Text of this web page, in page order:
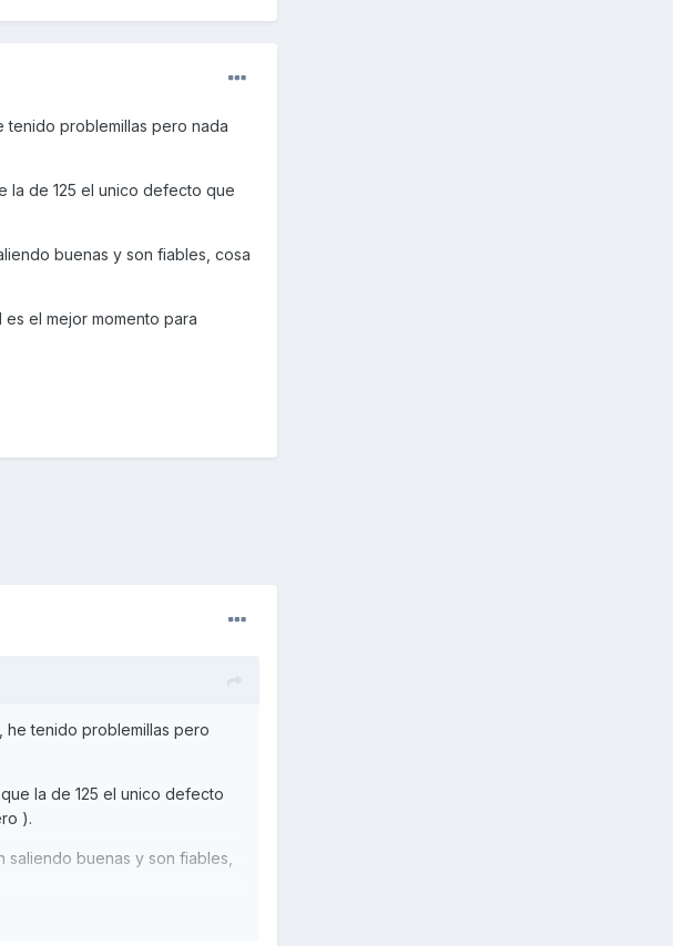
tenido problemillas pero nada
la de 125 el unico defecto que
buenas y son fiables, cosa
el mejor momento para
he tenido problemillas pero
la de 125 el unico defecto
).
buenas y son fiables,
es el mejor momento para